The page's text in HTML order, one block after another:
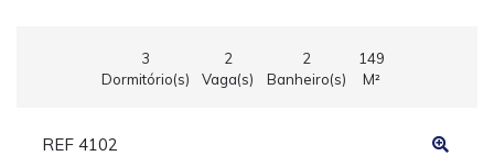
3
Dormitório(s)
2
Vaga(s)
2
Banheiro(s)
149
M²
REF 4102